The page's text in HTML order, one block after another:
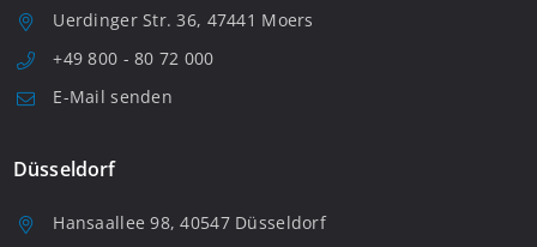
Uerdinger Str. 36, 47441 Moers
+49 800 - 80 72 000
E-Mail senden
Düsseldorf
Hansaallee 98, 40547 Düsseldorf